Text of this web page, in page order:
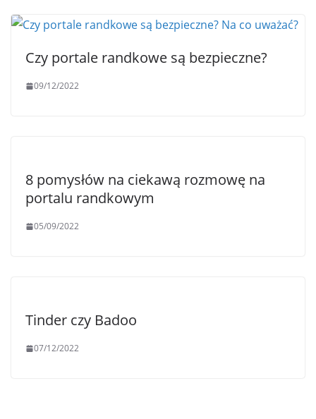
Czy portale randkowe są bezpieczne?
09/12/2022
8 pomysłów na ciekawą rozmowę na
portalu randkowym
05/09/2022
Tinder czy Badoo
07/12/2022